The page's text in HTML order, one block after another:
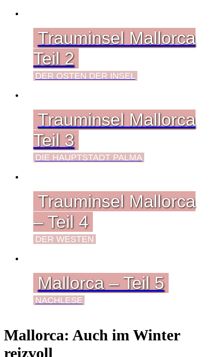
Trauminsel Mallorca
Teil 2
DER OSTEN DER INSEL
Trauminsel Mallorca
Teil 3
DIE HAUPTSTADT PALMA
Trauminsel Mallorca
– Teil 4
DER WESTEN
Mallorca – Teil 5
NACHLESE
Mallorca: Auch im Winter
reizvoll